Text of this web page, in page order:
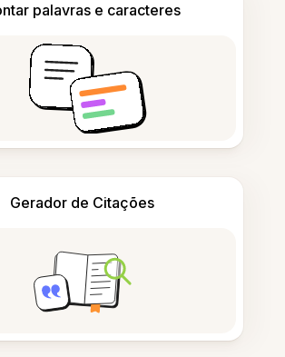
palavras e caracteres
Gerador de Citações